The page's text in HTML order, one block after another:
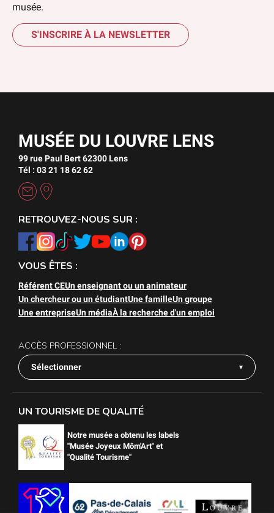
musée.
S'INSCRIRE À LA NEWSLETTER
MUSÉE DU LOUVRE LENS
99 rue Paul Bert 62300 Lens
Tél : 03 21 18 62 62
RETROUVEZ-NOUS SUR :
VOUS ÊTES :
Référent CEUn enseignant ou un animateur
Un chercheur ou un étudiantUne familleUn groupe
Une entrepriseUn médiaÀ la recherche d'un emploi
ACCÈS PROFESSIONNEL :
Sélectionner
UN TOURISME DE QUALITÉ
Notre musée a obtenu les labels
"Musée Joyeux Môm'Art" et
"Qualité Tourisme"